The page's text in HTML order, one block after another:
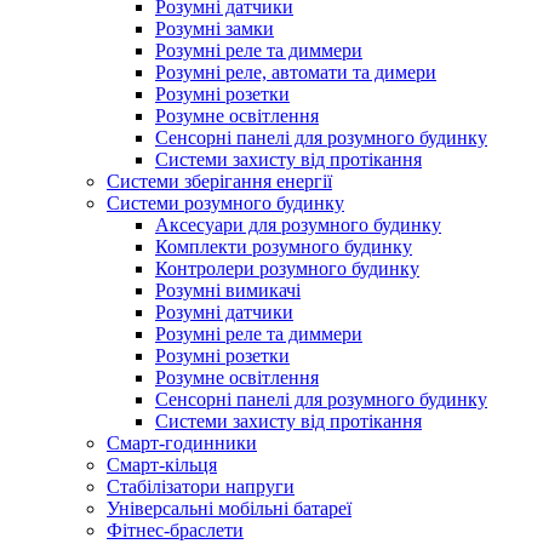
Розумні датчики
Розумні замки
Розумні реле та диммери
Розумні реле, автомати та димери
Розумні розетки
Розумне освітлення
Сенсорні панелі для розумного будинку
Системи захисту від протікання
Системи зберігання енергії
Системи розумного будинку
Аксесуари для розумного будинку
Комплекти розумного будинку
Контролери розумного будинку
Розумні вимикачі
Розумні датчики
Розумні реле та диммери
Розумні розетки
Розумне освітлення
Сенсорні панелі для розумного будинку
Системи захисту від протікання
Смарт-годинники
Смарт-кільця
Стабілізатори напруги
Універсальні мобільні батареї
Фітнес-браслети